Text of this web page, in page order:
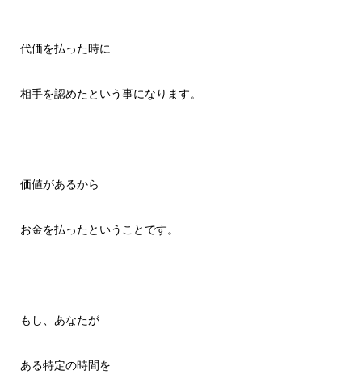
代価を払った時に
相手を認めたという事になります。
価値があるから
お金を払ったということです。
もし、あなたが
ある特定の時間を